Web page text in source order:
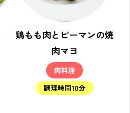
鶏もも肉とピーマンの焼
肉マヨ
肉料理
調理時間10分